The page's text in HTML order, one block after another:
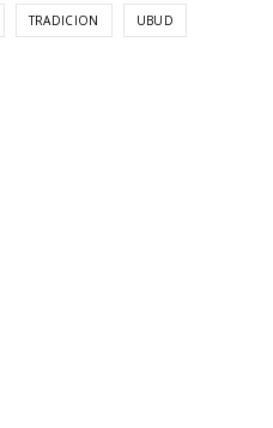
TRADICION UBUD